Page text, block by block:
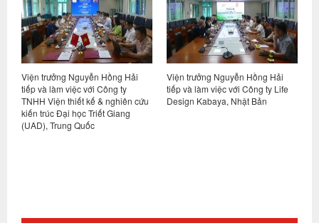
Viện trưởng Nguyễn Hồng Hải
tiếp và làm việc với Công ty
TNHH Viện thiết kế & nghiên cứu
kiến trúc Đại học Triết Giang
(UAD), Trung Quốc
Viện trưởng Nguyễn Hồng Hải
tiếp và làm việc với Công ty Life
Design Kabaya, Nhật Bản